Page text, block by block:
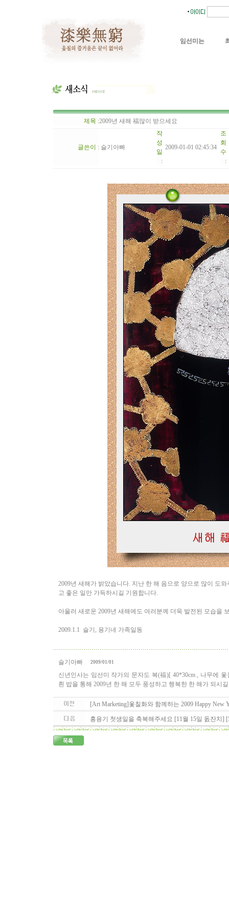
임선미는
제목 :2009년 새해 福많이 받으세요
글쓴이 : 슬기아빠
작
성
일
:
2009-01-01 02:45:34
조
회
수
:
2009년 새해가 밝았습니다. 지난 한 해 음으로 양으로 많이 도
고 좋은 일만 가득하시길 기원합니다.
아울러 새로운 2009년 새해에도 여러분께 더욱 발전된 모습을
2009.1.1 슬기, 용기네 가족일동
슬기아빠 2009/01/01
신년인사는 임선미 작가의 문자도 복(福)[ 40*30cm , 나무에
흰 밥을 통해 2009년 한 해 모두 풍성하고 행복한 한 해가 되시
[Art Marketing]옻칠화와 함께하는 2009 Happy New
홍용기 첫생일을 축복해주세요 [11월 15일 돐잔치]